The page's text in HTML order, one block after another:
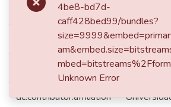
dc.citation.journalTitle
dc.citation.spage 58
dc.citation.volume 49
dc.contributor.affiliation
4be8-bd7d-
caff428bed99/bundles?
Unknown Error